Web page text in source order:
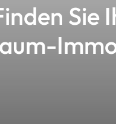
Sie